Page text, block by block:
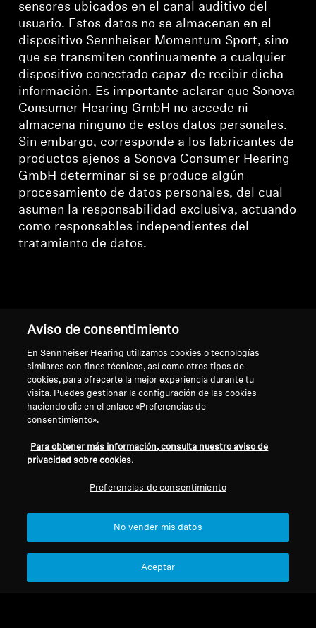
sensores ubicados en el canal auditivo del
usuario. Estos datos no se almacenan en el
dispositivo Sennheiser Momentum Sport, sino
que se transmiten continuamente a cualquier
dispositivo conectado capaz de recibir dicha
información. Es importante aclarar que Sonova
Consumer Hearing GmbH no accede ni
almacena ninguno de estos datos personales.
Sin embargo, corresponde a los fabricantes de
productos ajenos a Sonova Consumer Hearing
GmbH determinar si se produce algún
procesamiento de datos personales, del cual
asumen la responsabilidad exclusiva, actuando
como responsables independientes del
tratamiento de datos.
Asistencia
Volver arriba
Aviso legal
Desistir del contrato
Política de privacidad global
Términos y condiciones generales
Política de divulgación
coordinada de vulnerabilidades
Carrera profesional en
Embajadores de marca
Sennheiser Consumer
Aviso de consentimiento
En Sennheiser Hearing utilizamos cookies o tecnologías
similares con fines técnicos, así como otros tipos de
cookies, para ofrecerte la mejor experiencia durante tu
visita. Puedes gestionar la configuración de las cookies
haciendo clic en el enlace «Preferencias de
consentimiento».
Para obtener más información, consulta nuestro aviso de
privacidad sobre cookies.
Preferencias de consentimiento
No vender mis datos
Aceptar